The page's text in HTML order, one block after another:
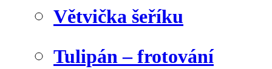
Větvička šeříku
Tulipán – frotování